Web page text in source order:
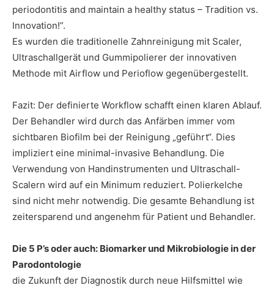
periodontitis and maintain a healthy status – Tradition vs.
Innovation!”.
Es wurden die traditionelle Zahnreinigung mit Scaler,
Ultraschallgerät und Gummipolierer der innovativen
Methode mit Airflow und Perioflow gegenübergestellt.
Fazit: Der definierte Workflow schafft einen klaren Ablauf.
Der Behandler wird durch das Anfärben immer vom
sichtbaren Biofilm bei der Reinigung „geführt“. Dies
impliziert eine minimal-invasive Behandlung. Die
Verwendung von Handinstrumenten und Ultraschall-
Scalern wird auf ein Minimum reduziert. Polierkelche
sind nicht mehr notwendig. Die gesamte Behandlung ist
zeitersparend und angenehm für Patient und Behandler.
Die 5 P’s oder auch: Biomarker und Mikrobiologie in der
Parodontologie
die Zukunft der Diagnostik durch neue Hilfsmittel wie